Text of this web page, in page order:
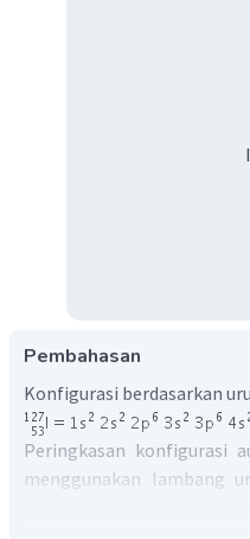
Pembahasan
Konfigurasi berdasarkan
Peringkasan konfigurasi
menggunakan lambang